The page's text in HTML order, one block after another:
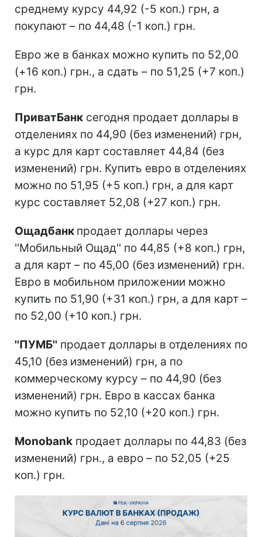
среднему курсу 44,92 (-5 коп.) грн, а
покупают – по 44,48 (-1 коп.) грн.
Евро же в банках можно купить по 52,00
(+16 коп.) грн., а сдать – по 51,25 (+7 коп.)
грн.
ПриватБанк сегодня продает доллары в
отделениях по 44,90 (без изменений) грн,
а курс для карт составляет 44,84 (без
изменений) грн. Купить евро в отделениях
можно по 51,95 (+5 коп.) грн, а для карт
курс составляет 52,08 (+27 коп.) грн.
Ощадбанк продает доллары через
''Мобильный Ощад'' по 44,85 (+8 коп.) грн,
а для карт – по 45,00 (без изменений) грн.
Евро в мобильном приложении можно
купить по 51,90 (+31 коп.) грн, а для карт –
по 52,00 (+10 коп.) грн.
''ПУМБ'' продает доллары в отделениях по
45,10 (без изменений) грн, а по
коммерческому курсу – по 44,90 (без
изменений) грн. Евро в кассах банка
можно купить по 52,10 (+20 коп.) грн.
Monobank продает доллары по 44,83 (без
изменений) грн., а евро – по 52,05 (+25
коп.) грн.